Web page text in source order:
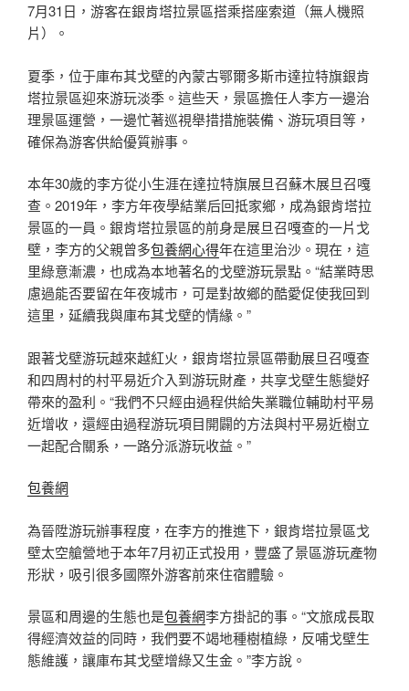
7月31日，游客在銀肯塔拉景區搭乘搭座索道（無人機照
片）。
夏季，位于庫布其戈壁的內蒙古鄂爾多斯市達拉特旗銀肯
塔拉景區迎來游玩淡季。這些天，景區擔任人李方一邊治
理景區運營，一邊忙著巡視舉措措施裝備、游玩項目等，
確保為游客供給優質辦事。
本年30歲的李方從小生涯在達拉特旗展旦召蘇木展旦召嘎
查。2019年，李方年夜學結業后回抵家鄉，成為銀肯塔拉
景區的一員。銀肯塔拉景區的前身是展旦召嘎查的一片戈
壁，李方的父親曾多包養網心得年在這里治沙。現在，這
里綠意漸濃，也成為本地著名的戈壁游玩景點。“結業時思
慮過能否要留在年夜城市，可是對故鄉的酷愛促使我回到
這里，延續我與庫布其戈壁的情緣。”
跟著戈壁游玩越來越紅火，銀肯塔拉景區帶動展旦召嘎查
和四周村的村平易近介入到游玩財產，共享戈壁生態變好
帶來的盈利。“我們不只經由過程供給失業職位輔助村平易
近增收，還經由過程游玩項目開闢的方法與村平易近樹立
一起配合關系，一路分派游玩收益。”
包養網
為晉陞游玩辦事程度，在李方的推進下，銀肯塔拉景區戈
壁太空艙營地于本年7月初正式投用，豐盛了景區游玩產物
形狀，吸引很多國際外游客前來住宿體驗。
景區和周邊的生態也是包養網李方掛記的事。“文旅成長取
得經濟效益的同時，我們要不竭地種樹植綠，反哺戈壁生
態維護，讓庫布其戈壁增綠又生金。”李方說。